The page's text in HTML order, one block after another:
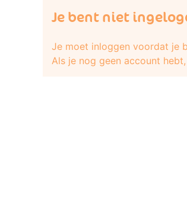
Je bent niet
Je moet inloggen voordat je
Als je nog geen account